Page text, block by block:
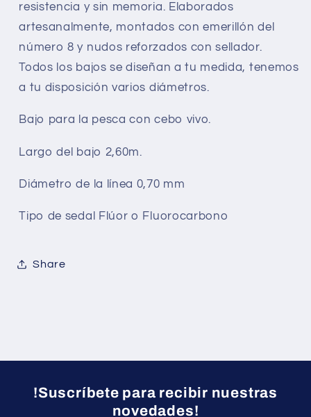
resistencia y sin memoria. Elaborados
artesanalmente, montados con emerillón del
número 8 y nudos reforzados con sellador.
Todos los bajos se diseñan a tu medida, tenemos
a tu disposición varios diámetros.
Bajo para la pesca con cebo vivo.
Largo del bajo 2,60m.
Diámetro de la línea 0,70 mm
Tipo de sedal Flúor o Fluorocarbono
Share
!Suscríbete para recibir nuestras
novedades!